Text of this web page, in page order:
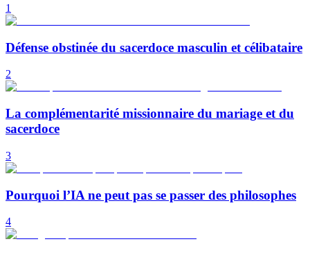
1
Défense obstinée du sacerdoce masculin et célibataire
2
La complémentarité missionnaire du mariage et du
sacerdoce
3
Pourquoi l’IA ne peut pas se passer des philosophes
4